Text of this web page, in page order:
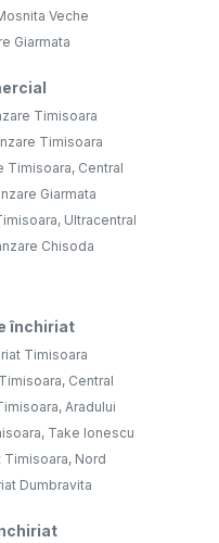
Veche
Giarmata
Timisoara
Timisoara
Timisoara, Central
Giarmata
Ultracentral
Chisoda
închiriat
Timisoara
Central
Aradului
Take Ionescu
Nord
Dumbravita